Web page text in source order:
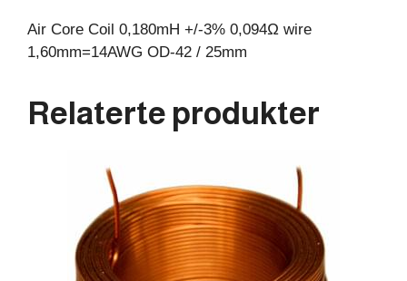
antall
Air Core Coil 0,180mH +/-3% 0,094Ω wire
1,60mm=14AWG OD-42 / 25mm
Relaterte produkter